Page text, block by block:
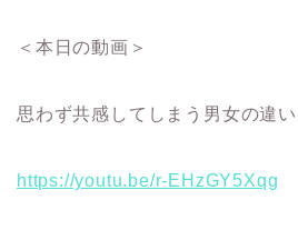
＜本日の動画＞
思わず共感してしまう男女の違い
https://youtu.be/r-EHzGY5Xqg